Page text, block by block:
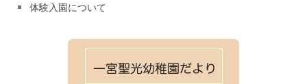
体験入園について